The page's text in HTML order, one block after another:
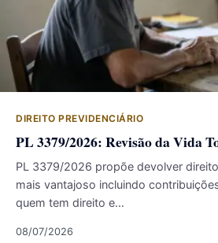
DIREITO PREVIDENCIÁRIO
PL 3379/2026: Revisão da Vida
PL 3379/2026 propõe devolver
mais vantajoso incluindo
quem tem direito e…
08/07/2026